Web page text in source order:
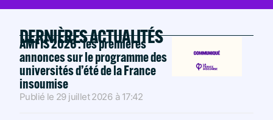
DERNIÈRES ACTUALITÉS
AMFIS 2026 : les premières
annonces sur le programme des
universités d’été de la France
insoumise
Publié le 29 juillet 2026 à 17:42